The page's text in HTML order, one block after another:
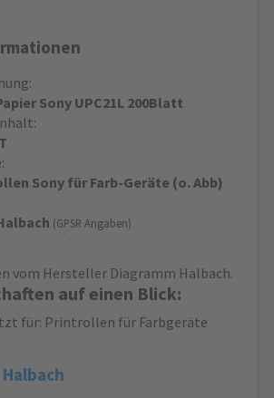
Sony UPC21L 200Blatt
Sony für Farb-Geräte (o. Abb)
(GPSR Angaben)
vom Hersteller Diagramm Halbach.
auf einen Blick:
für: Printrollen für Farbgeräte